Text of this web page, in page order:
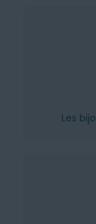
Les